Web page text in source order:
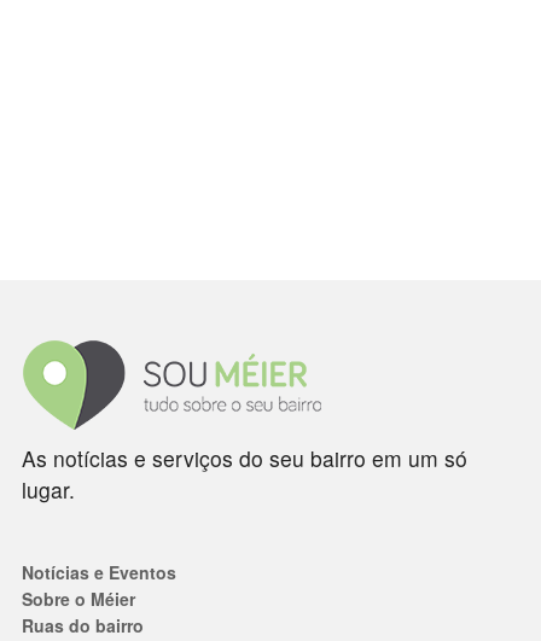
As notícias e serviços do seu bairro em um só
lugar.
Notícias e Eventos
Sobre o Méier
Ruas do bairro